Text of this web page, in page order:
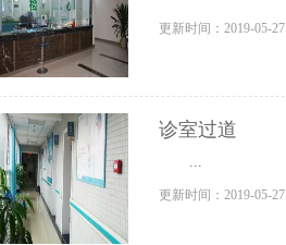
更新时间：2019-05-27
诊室过道
...
更新时间：2019-05-27